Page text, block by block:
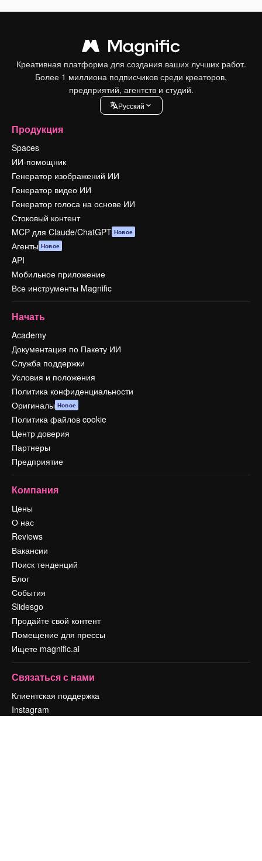
Креативная платформа для создания ваших лучших работ.
Более 1 миллиона подписчиков среди креаторов,
предприятий, агентств и студий.
Pусский
Продукция
Spaces
ИИ-помощник
Генератор изображений ИИ
Генератор видео ИИ
Генератор голоса на основе ИИ
Стоковый контент
MCP для Claude/ChatGPT Новое
Агенты Новое
API
Мобильное приложение
Все инструменты Magnific
Начать
Academy
Документация по Пакету ИИ
Служба поддержки
Условия и положения
Политика конфиденциальности
Оригиналы Новое
Политика файлов cookie
Центр доверия
Партнеры
Предприятие
Компания
Цены
О нас
Reviews
Вакансии
Поиск тенденций
Блог
События
Slidesgo
Продайте свой контент
Помещение для прессы
Ищете magnific.ai
Связаться с нами
Клиентская поддержка
Instagram